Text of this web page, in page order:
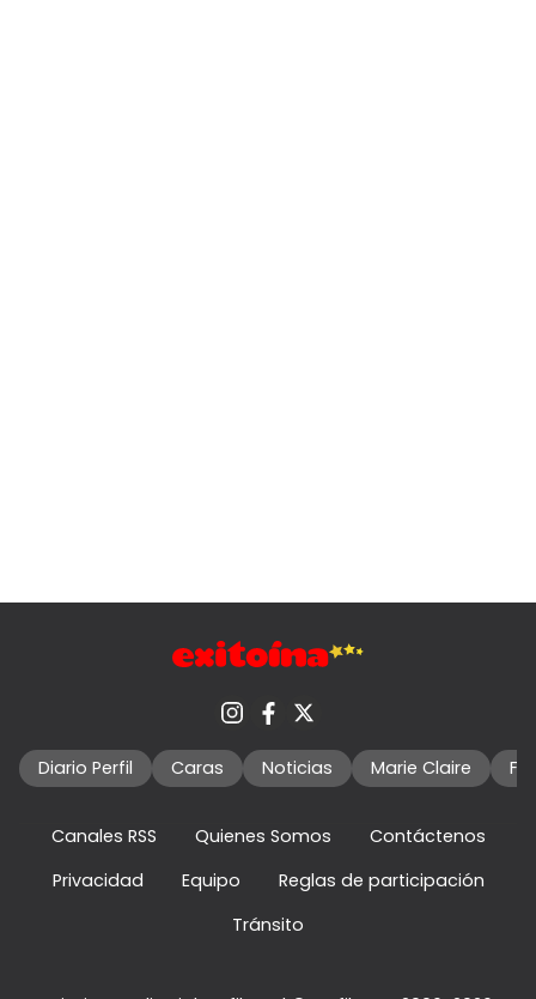
Diario Perfil Caras Noticias Marie Claire
Canales RSS Quienes Somos
Contáctenos
Privacidad
Equipo
Reglas de participación
Tránsito